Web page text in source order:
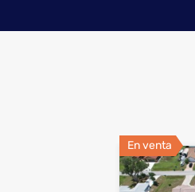
En venta